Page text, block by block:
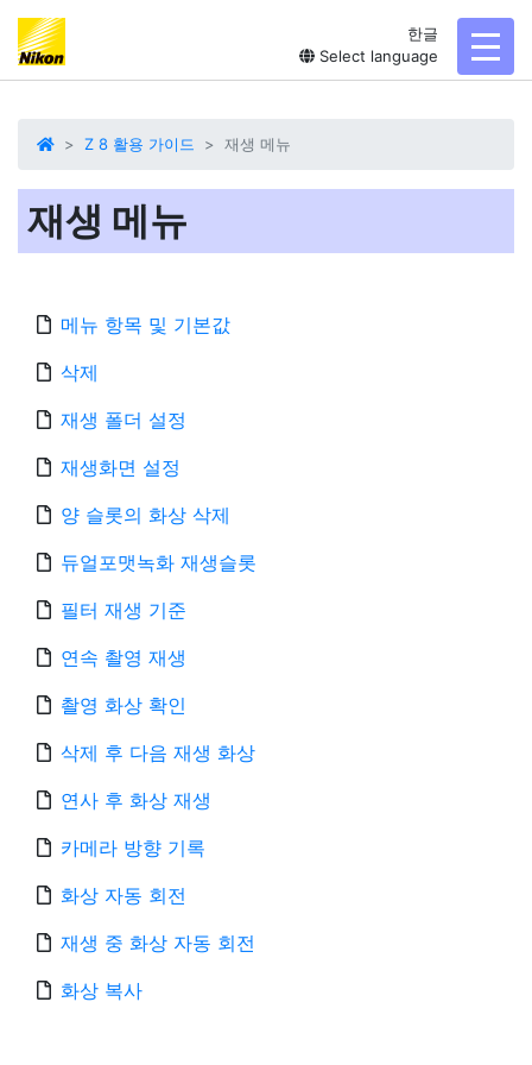
한글
Select language
Z 8 활용 가이드 재생 메뉴
재생 메뉴
메뉴 항목 및 기본값
삭제
재생 폴더 설정
재생화면 설정
양 슬롯의 화상 삭제
듀얼포맷녹화 재생슬롯
필터 재생 기준
연속 촬영 재생
촬영 화상 확인
삭제 후 다음 재생 화상
연사 후 화상 재생
카메라 방향 기록
화상 자동 회전
재생 중 화상 자동 회전
화상 복사